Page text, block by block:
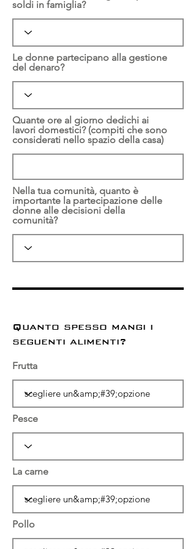
soldi in famiglia?
Le donne partecipano alla gestione
del denaro?
Quante ore al giorno dedichi ai
lavori domestici? (compiti che sono
considerati nello spazio della casa)
Nella tua comunità, quanto è
importante la partecipazione delle
donne alle decisioni della
comunità?
Quanto spesso mangi i
seguenti alimenti?
Frutta
Pesce
La carne
Pollo